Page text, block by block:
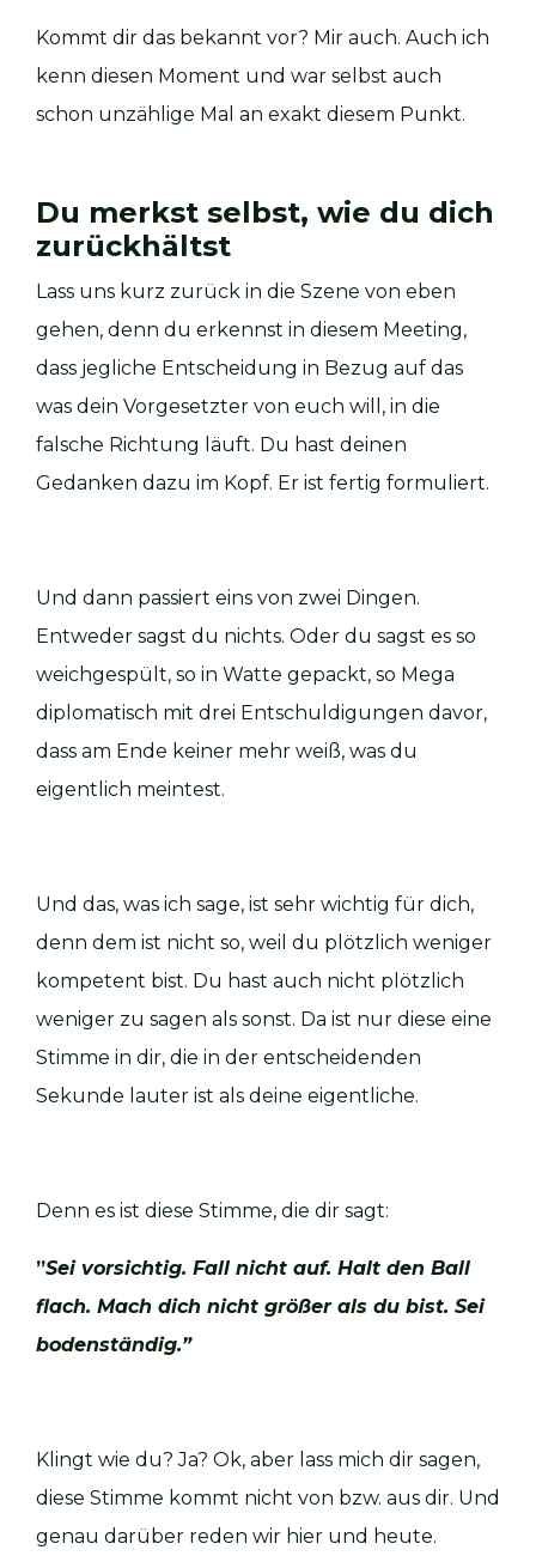
Kommt dir das bekannt vor? Mir auch. Auch ich
kenn diesen Moment und war selbst auch
schon unzählige Mal an exakt diesem Punkt.
Du merkst selbst, wie du dich
zurückhältst
Lass uns kurz zurück in die Szene von eben
gehen, denn du erkennst in diesem Meeting,
dass jegliche Entscheidung in Bezug auf das
was dein Vorgesetzter von euch will, in die
falsche Richtung läuft. Du hast deinen
Gedanken dazu im Kopf. Er ist fertig formuliert.
Und dann passiert eins von zwei Dingen.
Entweder sagst du nichts. Oder du sagst es so
weichgespült, so in Watte gepackt, so Mega
diplomatisch mit drei Entschuldigungen davor,
dass am Ende keiner mehr weiß, was du
eigentlich meintest.
Und das, was ich sage, ist sehr wichtig für dich,
denn dem ist nicht so, weil du plötzlich weniger
kompetent bist. Du hast auch nicht plötzlich
weniger zu sagen als sonst. Da ist nur diese eine
Stimme in dir, die in der entscheidenden
Sekunde lauter ist als deine eigentliche.
Denn es ist diese Stimme, die dir sagt:
”Sei vorsichtig. Fall nicht auf. Halt den Ball
flach. Mach dich nicht größer als du bist. Sei
bodenständig.”
Klingt wie du? Ja? Ok, aber lass mich dir sagen,
diese Stimme kommt nicht von bzw. aus dir. Und
genau darüber reden wir hier und heute.